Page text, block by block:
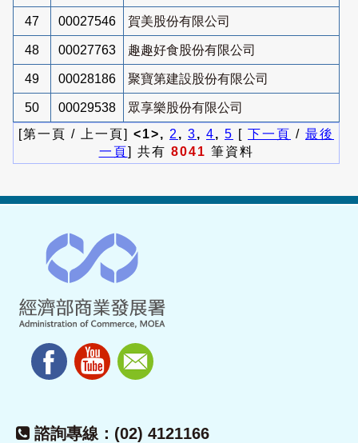
47 00027546 賀美股份有限公司
48 00027763 趣趣好食股份有限公司
49 00028186 聚寶第建設股份有限公司
50 00029538
眾享樂股份有限公司
[第一頁 / 上一頁] <1>, 2 , 3, 4, 5 [ 下一頁 / 最後
一頁] 共有 8041 筆資料
諮詢專線：(02) 4121166